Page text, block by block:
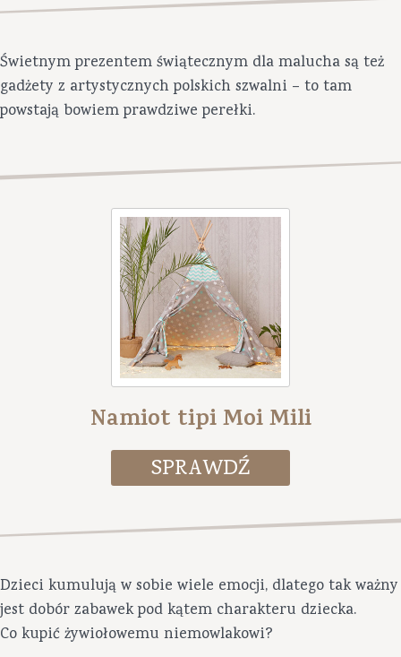
Świetnym prezentem świątecznym dla malucha są też
gadżety z artystycznych polskich szwalni – to tam
powstają bowiem prawdziwe perełki.
Namiot tipi Moi Mili
Dzieci kumulują w sobie wiele emocji, dlatego tak ważny
jest dobór zabawek pod kątem charakteru dziecka.
Co kupić żywiołowemu niemowlakowi?